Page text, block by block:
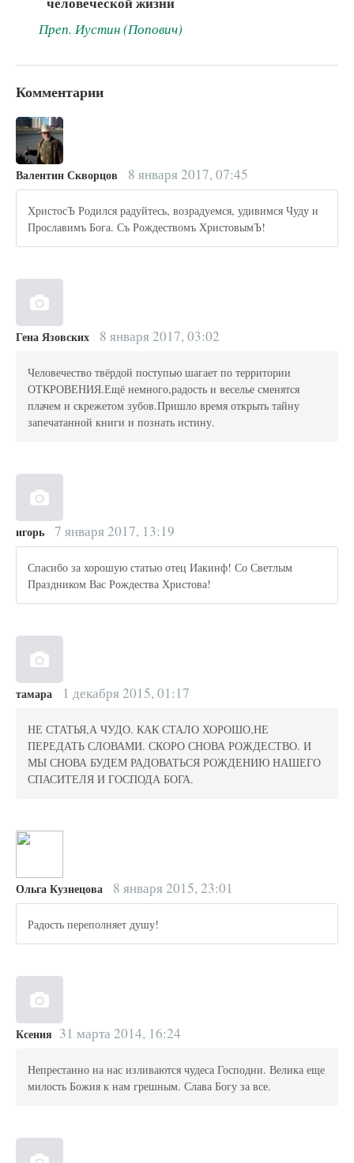
Преп. Иустин (Попович)
Комментарии
Валентин Скворцов 8 января 2017, 07:45
ХристосЪ Родился радуйтесь, возрадуемся, удивимся Чуду и
Прославимъ Бога. Съ Рождествомъ ХристовымЪ!
Гена Язовских 8 января 2017, 03:02
Человечество твёрдой поступью шагает по территории
ОТКРОВЕНИЯ.Ещё немного,радость и веселье сменятся
плачем и скрежетом зубов.Пришло время открыть тайну
запечатанной книги и познать истину.
игорь 7 января 2017, 13:19
Спасибо за хорошую статью отец Иакинф! Со Светлым
Праздником Вас Рождества Христова!
тамара 1 декабря 2015, 01:17
НЕ СТАТЬЯ,А ЧУДО. КАК СТАЛО ХОРОШО,НЕ
ПЕРЕДАТЬ СЛОВАМИ. СКОРО СНОВА РОЖДЕСТВО. И
МЫ СНОВА БУДЕМ РАДОВАТЬСЯ РОЖДЕНИЮ НАШЕГО
СПАСИТЕЛЯ И ГОСПОДА БОГА.
Ольга Кузнецова 8 января 2015, 23:01
Радость переполняет душу!
Ксения 31 марта 2014, 16:24
Непрестанно на нас изливаются чудеса Господни. Велика еще
милость Божия к нам грешным. Слава Богу за все.